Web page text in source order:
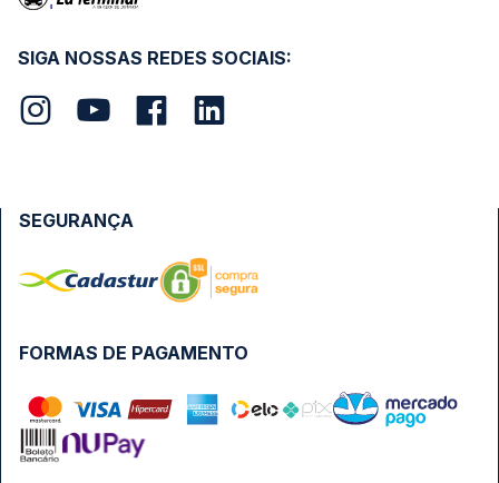
SIGA NOSSAS REDES SOCIAIS:
FORMAS DE PAGAMENTO
SEGURANÇA